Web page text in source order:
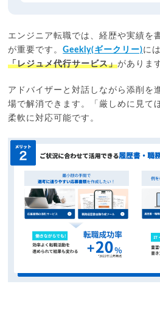
エンジニア転職では、経歴や実績を
が重要です。Geekly(ギークリー)に
「レジュメ代行サービス」がありま
アドバイザーと対話しながら添削を
場で解消できます。「厳しめに見て
柔軟に対応可能です。